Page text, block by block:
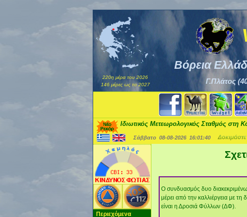
220η μέρα του 2026
146 μέρες ως το 2027
Βόρεια
Γ.Πλάτος
Ιδιωτικός Μετεωρολογικός Σταθμός στη
Σάββατο 08-08-2026 16:01:41
Περιεχόμενα
Ο συνδυασμός δυο
μέρει από την καλλιέργεια με
είναι η Δροσιά Φύλλων (ΔΦ).